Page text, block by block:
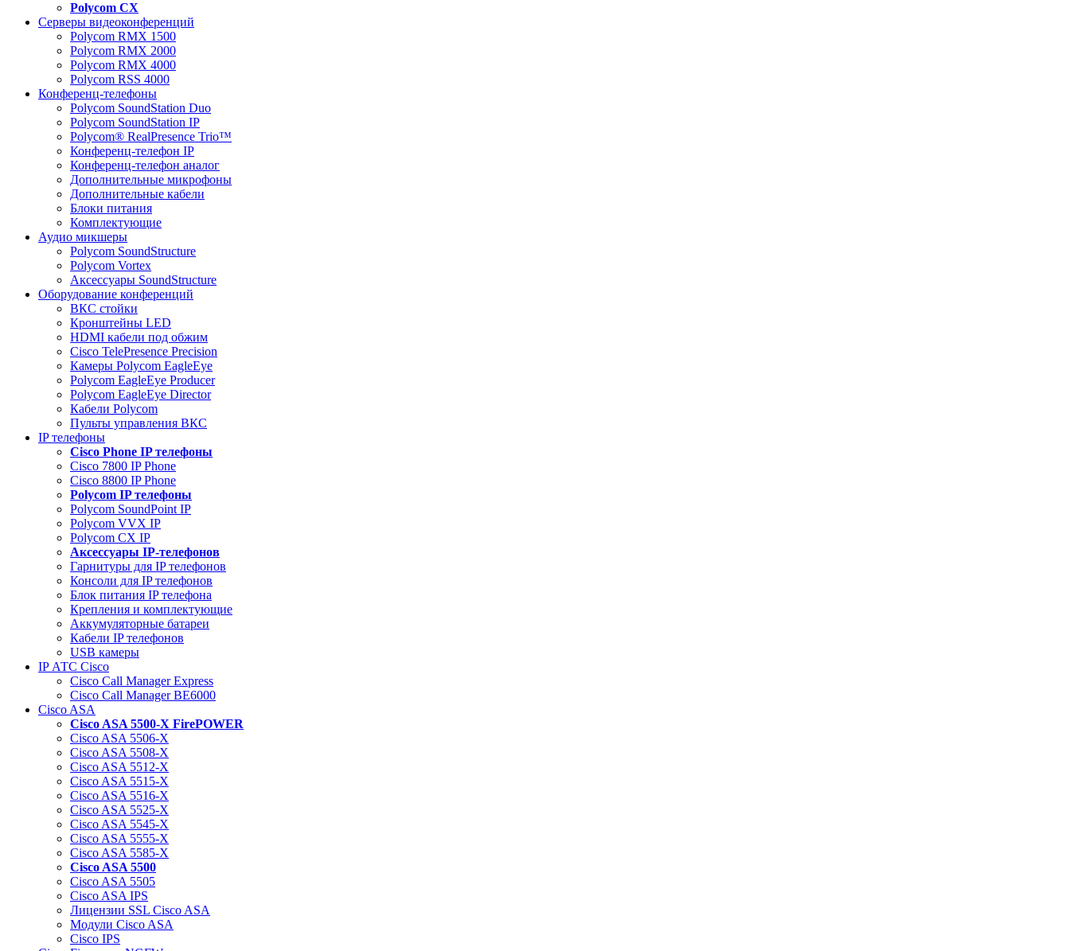
Polycom CX
Серверы видеоконференций
Polycom RMX 1500
Polycom RMX 2000
Polycom RMX 4000
Polycom RSS 4000
Конференц-телефоны
Polycom SoundStation Duo
Polycom SoundStation IP
Polycom® RealPresence Trio™
Конференц-телефон IP
Конференц-телефон аналог
Дополнительные микрофоны
Дополнительные кабели
Блоки питания
Комплектующие
Аудио микшеры
Polycom SoundStructure
Polycom Vortex
Аксессуары SoundStructure
Оборудование конференций
ВКС стойки
Кронштейны LED
HDMI кабели под обжим
Cisco TelePresence Precision
Камеры Polycom EagleEye
Polycom EagleEye Producer
Polycom EagleEye Director
Кабели Polycom
Пульты управления ВКС
IP телефоны
Сisco Phone IP телефоны
Cisco 7800 IP Phone
Cisco 8800 IP Phone
Polycom IP телефоны
Polycom SoundPoint IP
Polycom VVX IP
Polycom CX IP
Аксессуары IP-телефонов
Гарнитуры для IP телефонов
Консоли для IP телефонов
Блок питания IP телефона
Крепления и комплектующие
Аккумуляторные батареи
Кабели IP телефонов
USB камеры
IP АТС Cisco
Cisco Call Manager Express
Cisco Call Manager BE6000
Cisco ASA
Cisco ASA 5500-X FirePOWER
Cisco ASA 5506-X
Cisco ASA 5508-X
Cisco ASA 5512-X
Cisco ASA 5515-X
Cisco ASA 5516-X
Cisco ASA 5525-X
Cisco ASA 5545-X
Cisco ASA 5555-X
Cisco ASA 5585-X
Cisco ASA 5500
Cisco ASA 5505
Cisco ASA IPS
Лицензии SSL Cisco ASA
Модули Cisco ASA
Cisco IPS